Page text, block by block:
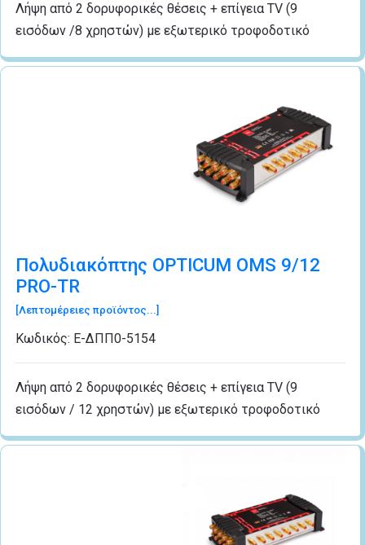
Λήψη από 2 δορυφορικές θέσεις + επίγεια TV (9
εισόδων /8 χρηστών) με εξωτερικό τροφοδοτικό
Πολυδιακόπτης OPTICUM OMS 9/12
PRO-TR
[Λεπτομέρειες προϊόντος...]
Κωδικός: Ε-ΔΠΠ0-5154
Λήψη από 2 δορυφορικές θέσεις + επίγεια TV (9
εισόδων / 12 χρηστών) με εξωτερικό τροφοδοτικό